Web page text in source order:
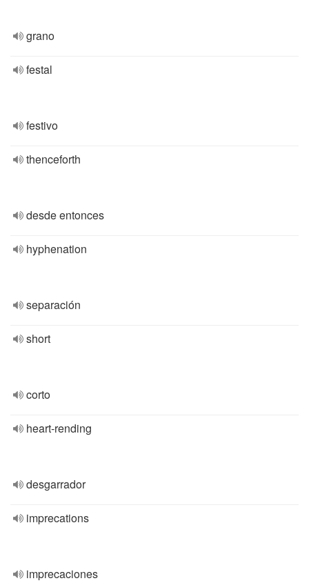
grano
festal
festivo
thenceforth
desde entonces
hyphenation
separación
short
corto
heart-rending
desgarrador
imprecations
imprecaciones